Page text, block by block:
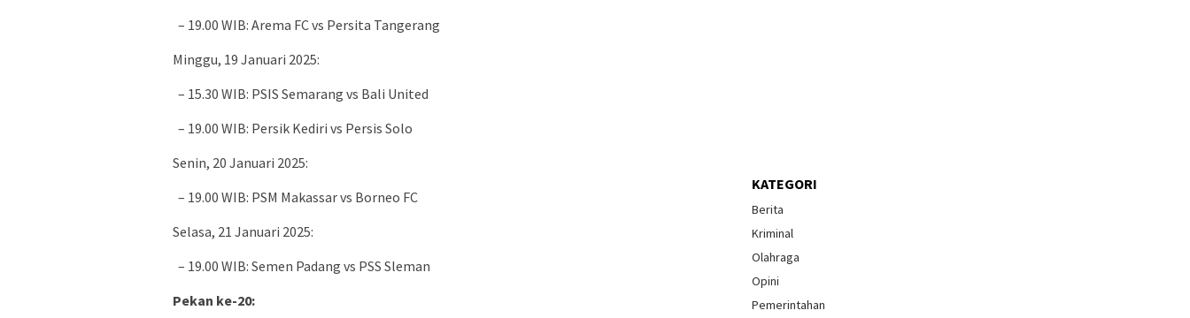
– 19.00 WIB: Arema FC vs Persita Tangerang
Minggu, 19 Januari 2025:
– 15.30 WIB: PSIS Semarang vs Bali United
– 19.00 WIB: Persik Kediri vs Persis Solo
Senin, 20 Januari 2025:
– 19.00 WIB: PSM Makassar vs Borneo FC
Selasa, 21 Januari 2025:
– 19.00 WIB: Semen Padang vs PSS Sleman
Pekan ke-20:
KATEGORI
Berita
Kriminal
Olahraga
Opini
Pemerintahan